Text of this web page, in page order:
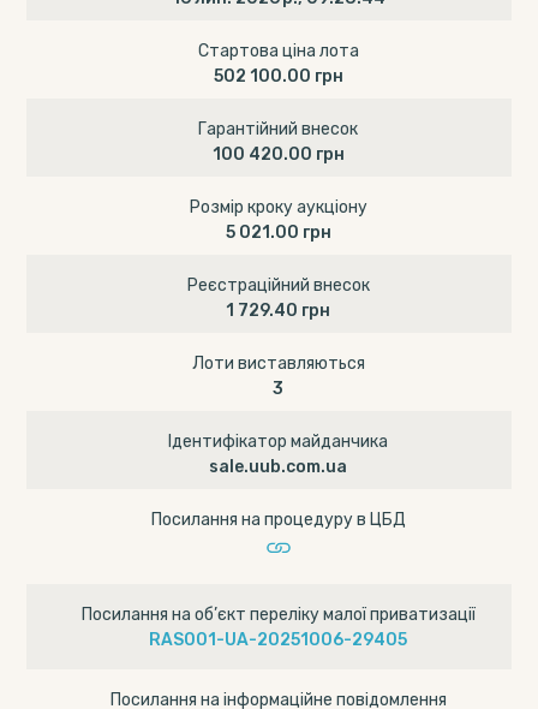
Стартова ціна лота
502 100.00 грн
Гарантійний внесок
100 420.00 грн
Розмір кроку аукціону
5 021.00 грн
Реєстраційний внесок
1 729.40 грн
Лоти виставляються
3
Ідентифікатор майданчика
sale.uub.com.ua
Посилання на процедуру в ЦБД
Посилання на об’єкт переліку малої приватизації
RAS001-UA-20251006-29405
Посилання на інформаційне повідомлення